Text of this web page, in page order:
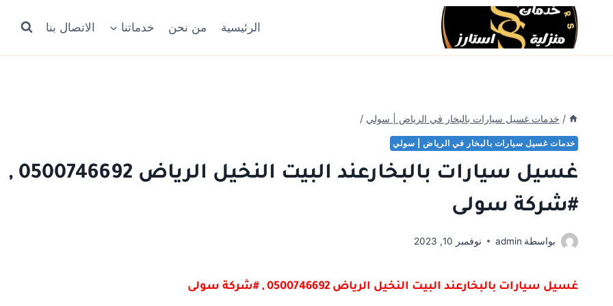
المحتوى
الرئيسية من نحن خدماتنا الاتصال بنا
/ خدمات غسيل سيارات بالبخار في الرياض | سولي /
خدمات غسيل سيارات بالبخار في الرياض | سولي
غسيل سيارات بالبخارعند البيت النخيل الرياض 0500746692 ,
#شركة سولى
بواسطة admin نوفمبر 10, 2023
غسيل سيارات بالبخارعند البيت النخيل الرياض 0500746692 , #شركة سولى